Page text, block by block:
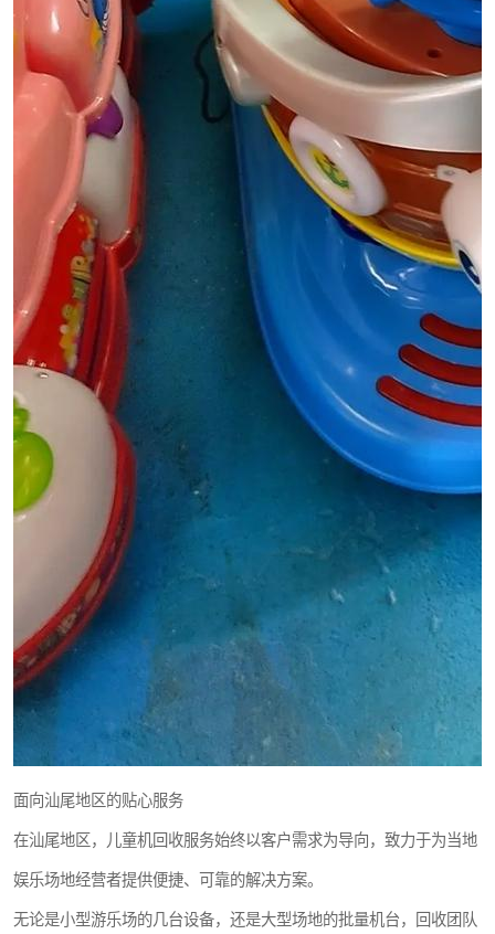
面向汕尾地区的贴心服务
在汕尾地区，儿童机回收服务始终以客户需求为导向，致力于为当地
娱乐场地经营者提供便捷、可靠的解决方案。
无论是小型游乐场的几台设备，还是大型场地的批量机台，回收团队